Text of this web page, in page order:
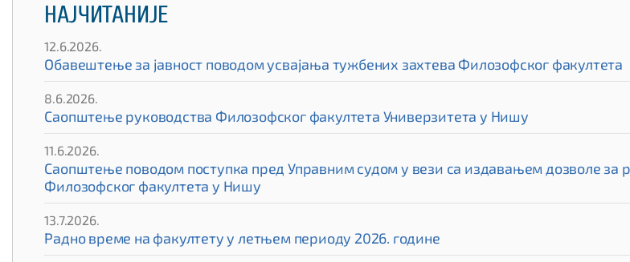
НАЈЧИТАНИЈЕ
12.6.2026.
Обавештење за јавност поводом усвајања тужбених захтева Филозофског факултета
8.6.2026.
Саопштење руководства Филозофског факултета Универзитета у Нишу
11.6.2026.
Саопштење поводом поступка пред Управним судом у вези са издавањем дозволе за
Филозофског факултета у Нишу
13.7.2026.
Радно време на факултету у летњем периоду 2026. године